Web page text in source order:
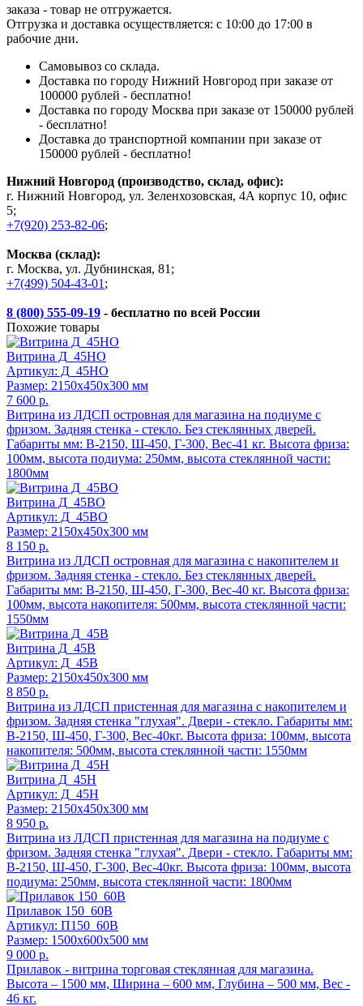
заказа - товар не отгружается.
Отгрузка и доставка осуществляется: с 10:00 до 17:00 в
рабочие дни.
Самовывоз со склада.
Доставка по городу Нижний Новгород при заказе от
100000 рублей - бесплатно!
Доставка по городу Москва при заказе от 150000 рублей
- бесплатно!
Доставка до транспортной компании при заказе от
150000 рублей - бесплатно!
Нижний Новгород (производство, склад, офис):
г. Нижний Новгород, ул. Зеленхозовская, 4А корпус 10, офис
5;
+7(920) 253-82-06;
Москва (склад):
г. Москва, ул. Дубнинская, 81;
+7(499) 504-43-01 ;
8 (800) 555-09-19 - бесплатно по всей России
Похожие товары
Витрина Д_45НО
Артикул: Д_45НО
Размер: 2150x450x300 мм
7 600 р.
Витрина из ЛДСП островная для магазина на подиуме с
фризом. Задняя стенка - стекло. Без стеклянных дверей.
Габариты мм: В-2150, Ш-450, Г-300, Вес-41 кг. Высота фриза:
100мм, высота подиума: 250мм, высота стеклянной части:
1800мм
Витрина Д_45ВO
Артикул: Д_45ВО
Размер: 2150x450x300 мм
8 150 р.
Витрина из ЛДСП островная для магазина с накопителем и
фризом. Задняя стенка - стекло. Без стеклянных дверей.
Габариты мм: В-2150, Ш-450, Г-300, Вес-40 кг. Высота фриза:
100мм, высота накопителя: 500мм, высота стеклянной части:
1550мм
Витрина Д_45В
Артикул: Д_45В
Размер: 2150x450x300 мм
8 850 р.
Витрина из ЛДСП пристенная для магазина с накопителем и
фризом. Задняя стенка "глухая". Двери - стекло. Габариты мм:
В-2150, Ш-450, Г-300, Вес-40кг. Высота фриза: 100мм, высота
накопителя: 500мм, высота стеклянной части: 1550мм
Витрина Д_45Н
Артикул: Д_45Н
Размер: 2150x450x300 мм
8 950 р.
Витрина из ЛДСП пристенная для магазина на подиуме с
фризом. Задняя стенка "глухая". Двери - стекло. Габариты мм:
В-2150, Ш-450, Г-300, Вес-40кг. Высота фриза: 100мм, высота
подиума: 250мм, высота стеклянной части: 1800мм
Прилавок 150_60В
Артикул: П150_60В
Размер: 1500x600x500 мм
9 000 р.
Прилавок - витрина торговая стеклянная для магазина.
Высота – 1500 мм, Ширина – 600 мм, Глубина – 500 мм, Вес -
46 кг.